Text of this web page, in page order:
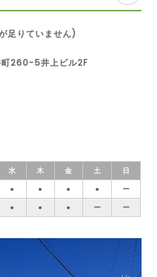
足りていません)
260-5井上ビル2F
水 木 金 土
日
● ● ● ●
ー
● ● ● ー ー